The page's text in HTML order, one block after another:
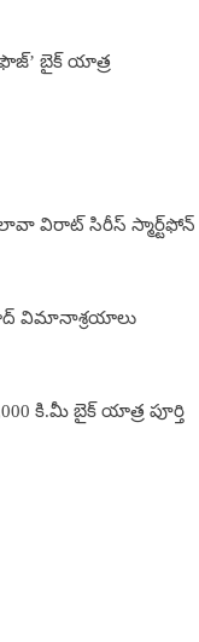
బైక్ యాత్ర
లావా విరాట్ సిరీస్ స్మార్ట్‌ఫోన్​
విమానాశ్రయాలు
కి.మీ బైక్ యాత్ర పూర్తి